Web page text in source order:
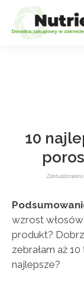
10
wzrost
produkt?
zebrałam aż
najlepsze?